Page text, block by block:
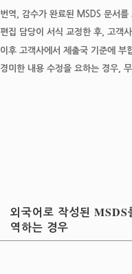
번역, 감수가 완료된 MSDS 문서를
편집 담당이 서식 교정한 후, 고객
이후 고객사에서 제출국 기준에 부
경미한 내용 수정을 요하는 경우,
외국어로 작성된 MSDS
역하는 경우